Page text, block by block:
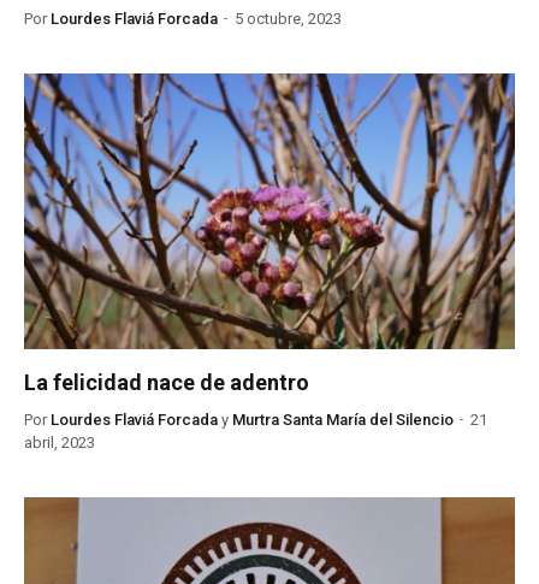
Por Lourdes Flaviá Forcada 5 octubre, 2023
La felicidad nace de adentro
Por Lourdes Flaviá Forcada y Murtra Santa María del Silencio
21
abril, 2023